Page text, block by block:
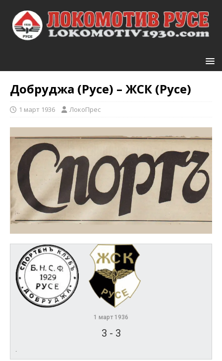
Добруджа (Русе) – ЖСК (Русе)
1 март 1936 ЛокоПрес
1 март 1936
3 - 3
.